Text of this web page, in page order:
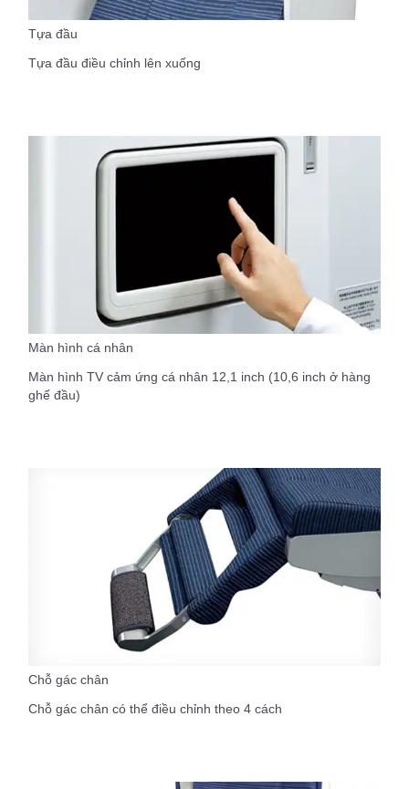
Tựa đầu
Tựa đầu điều chỉnh lên xuống
Màn hình cá nhân
Màn hình TV cảm ứng cá nhân 12,1 inch (10,6 inch ở hàng
ghế đầu)
Chỗ gác chân
Chỗ gác chân có thể điều chỉnh theo 4 cách